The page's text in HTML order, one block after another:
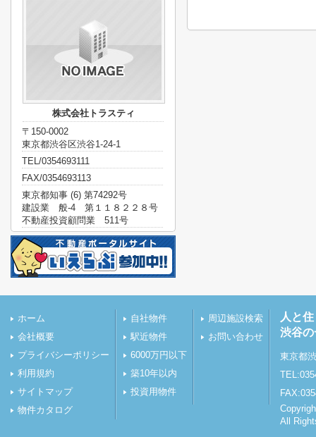
株式会社トラスティ
〒150-0002
東京都渋谷区渋谷1-24-1
TEL/0354693111
FAX/0354693113
東京都知事 (6) 第74292号
建設業 般-4 第１１８２２８号
不動産投資顧問業 511号
ホーム
会社概要
プライバシーポリシー
利用規約
サイトマップ
物件カタログ
自社物件
駅近物件
6000万円以下
築10年以内
投資用物件
周辺施設検索
お問い合わせ
人と
渋谷
東京都
All